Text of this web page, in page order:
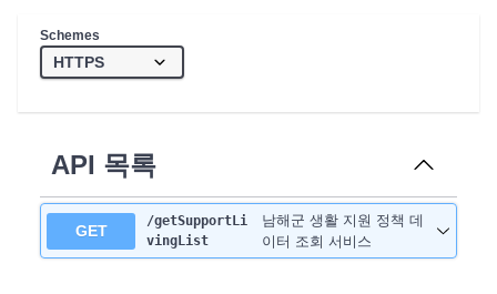
Schemes
API 목록
GET
/getSupportLi
vingList
남해군 생활 지원 정책 데
이터 조회 서비스